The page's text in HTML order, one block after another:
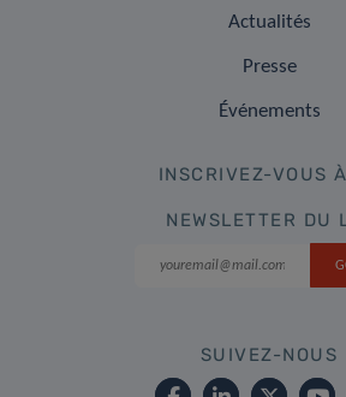
Actualités
Presse
Événements
INSCRIVEZ-VOUS
NEWSLETTER DU
SUIVEZ-NOUS